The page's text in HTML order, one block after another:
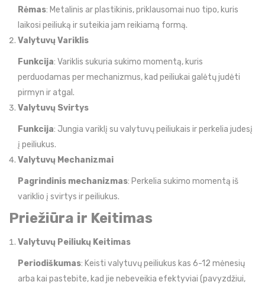
Rėmas: Metalinis ar plastikinis, priklausomai nuo tipo, kuris
laikosi peiliuką ir suteikia jam reikiamą formą.
Valytuvų Variklis
Funkcija: Variklis sukuria sukimo momentą, kuris
perduodamas per mechanizmus, kad peiliukai galėtų judėti
pirmyn ir atgal.
Valytuvų Svirtys
Funkcija: Jungia variklį su valytuvų peiliukais ir perkelia judesį
į peiliukus.
Valytuvų Mechanizmai
Pagrindinis mechanizmas: Perkelia sukimo momentą iš
variklio į svirtys ir peiliukus.
Priežiūra ir Keitimas
Valytuvų Peiliukų Keitimas
Periodiškumas: Keisti valytuvų peiliukus kas 6-12 mėnesių
arba kai pastebite, kad jie nebeveikia efektyviai (pavyzdžiui,